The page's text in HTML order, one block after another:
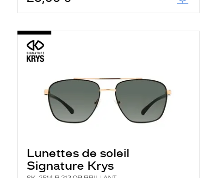
Lunettes de soleil
Signature Krys